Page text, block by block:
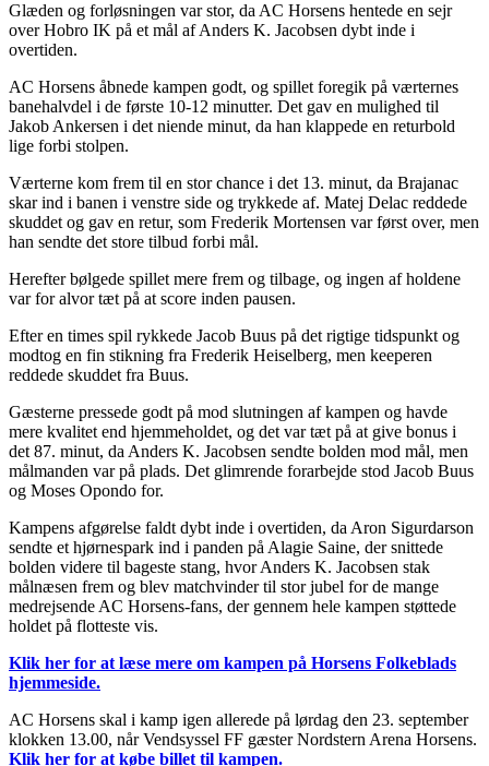
Glæden og forløsningen var stor, da AC Horsens hentede en sejr
over Hobro IK på et mål af Anders K. Jacobsen dybt inde i
overtiden.
AC Horsens åbnede kampen godt, og spillet foregik på værternes
banehalvdel i de første 10-12 minutter. Det gav en mulighed til
Jakob Ankersen i det niende minut, da han klappede en returbold
lige forbi stolpen.
Værterne kom frem til en stor chance i det 13. minut, da Brajanac
skar ind i banen i venstre side og trykkede af. Matej Delac reddede
skuddet og gav en retur, som Frederik Mortensen var først over, men
han sendte det store tilbud forbi mål.
Herefter bølgede spillet mere frem og tilbage, og ingen af holdene
var for alvor tæt på at score inden pausen.
Efter en times spil rykkede Jacob Buus på det rigtige tidspunkt og
modtog en fin stikning fra Frederik Heiselberg, men keeperen
reddede skuddet fra Buus.
Gæsterne pressede godt på mod slutningen af kampen og havde
mere kvalitet end hjemmeholdet, og det var tæt på at give bonus i
det 87. minut, da Anders K. Jacobsen sendte bolden mod mål, men
målmanden var på plads. Det glimrende forarbejde stod Jacob Buus
og Moses Opondo for.
Kampens afgørelse faldt dybt inde i overtiden, da Aron Sigurdarson
sendte et hjørnespark ind i panden på Alagie Saine, der snittede
bolden videre til bageste stang, hvor Anders K. Jacobsen stak
målnæsen frem og blev matchvinder til stor jubel for de mange
medrejsende AC Horsens-fans, der gennem hele kampen støttede
holdet på flotteste vis.
Klik her for at læse mere om kampen på Horsens Folkeblads
hjemmeside.
AC Horsens skal i kamp igen allerede på lørdag den 23. september
klokken 13.00, når Vendsyssel FF gæster Nordstern Arena Horsens.
Klik her for at købe billet til kampen.